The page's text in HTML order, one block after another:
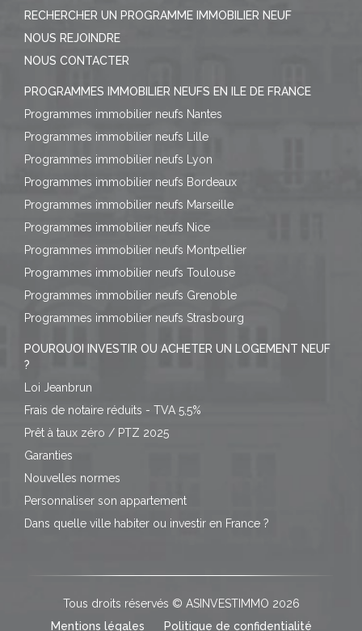
RECHERCHER UN PROGRAMME IMMOBILIER NEUF
NOUS REJOINDRE
NOUS CONTACTER
PROGRAMMES IMMOBILIER NEUFS EN ILE DE FRANCE
Programmes immobilier neufs Nantes
Programmes immobilier neufs Lille
Programmes immobilier neufs Lyon
Programmes immobilier neufs Bordeaux
Programmes immobilier neufs Marseille
Programmes immobilier neufs Nice
Programmes immobilier neufs Montpellier
Programmes immobilier neufs Toulouse
Programmes immobilier neufs Grenoble
Programmes immobilier neufs Strasbourg
POURQUOI INVESTIR OU ACHETER UN LOGEMENT NEUF
?
Loi Jeanbrun
Frais de notaire réduits - TVA 5,5%
Prêt à taux zéro / PTZ 2025
Garanties
Nouvelles normes
Personnaliser son appartement
Dans quelle ville habiter ou investir en France ?
Tous droits réservés © ASINVESTIMMO 2026
Mentions légales
Politique de confidentialité